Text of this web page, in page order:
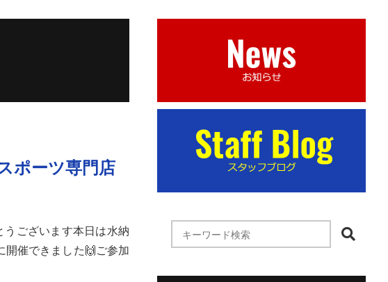
ポーツ専門店
ございます本日は水納
開催できました🙌ご参加